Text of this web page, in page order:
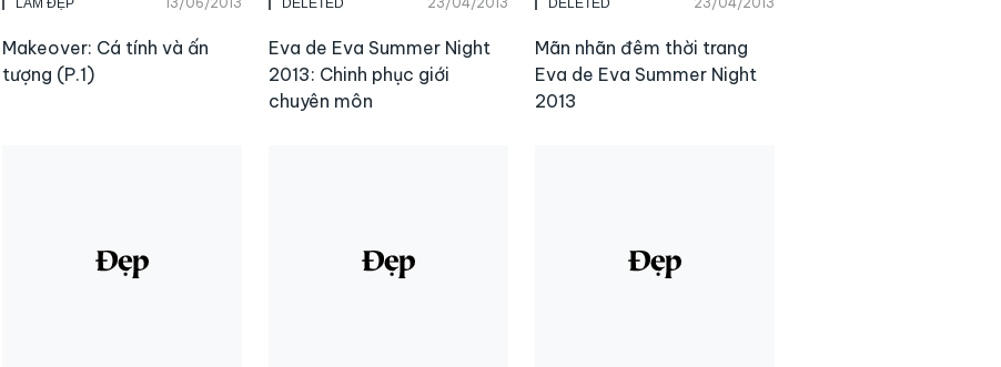
Makeover: Cá tính và ấn
tượng (P.1)
Eva de Eva Summer Night
2013: Chinh phục giới
chuyên môn
Mãn nhãn đêm thời trang
Eva de Eva Summer Night
2013